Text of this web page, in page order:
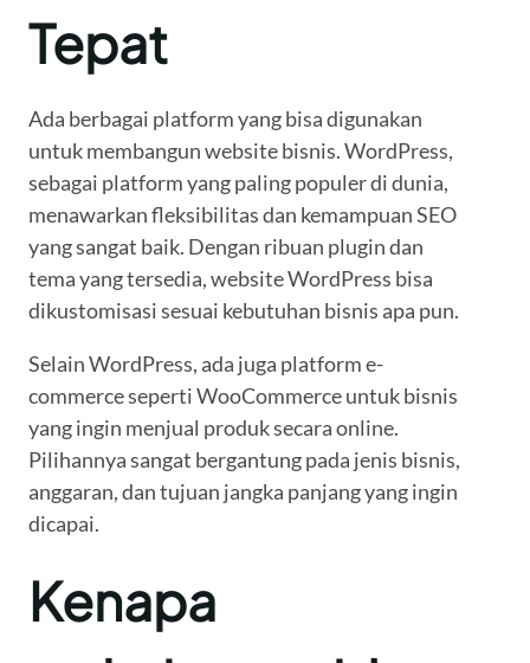
Tepat
Ada berbagai platform yang bisa digunakan
untuk membangun website bisnis. WordPress,
sebagai platform yang paling populer di dunia,
menawarkan fleksibilitas dan kemampuan SEO
yang sangat baik. Dengan ribuan plugin dan
tema yang tersedia, website WordPress bisa
dikustomisasi sesuai kebutuhan bisnis apa pun.
Selain WordPress, ada juga platform e-
commerce seperti WooCommerce untuk bisnis
yang ingin menjual produk secara online.
Pilihannya sangat bergantung pada jenis bisnis,
anggaran, dan tujuan jangka panjang yang ingin
dicapai.
Kenapa